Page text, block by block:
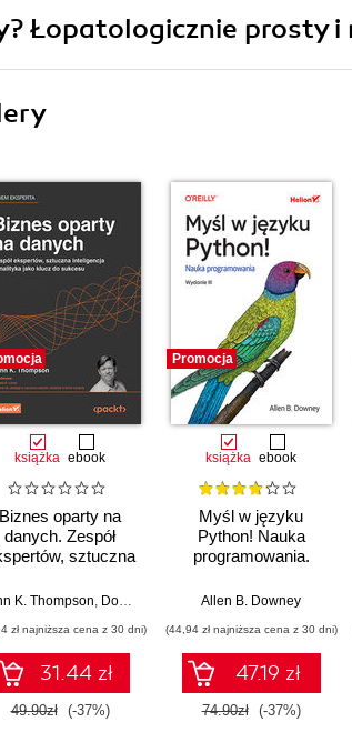
Łopatologicznie prosty i
książka ebook
Biznes oparty na
danych. Zespół
sztuczna
jako klucz do
K. Thompson, Douglas B. Laney
zł najniższa cena z 30 dni)
31.44 zł
49.90zł (-37%)
Promocja
książka ebook
Myśl w języku
Python! Nauka
programowania.
Allen B. Downey
(44,94 zł najniższa cena z 30 dni)
47.19 zł
74.90zł (-37%)